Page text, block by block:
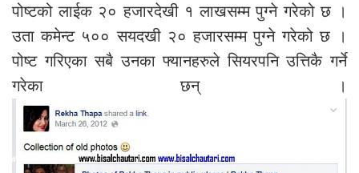
पोष्टको लाईक २० हजारदेखी १ लाखसम्म पुग्ने गरेको छ ।
उता कमेन्ट ५०० सयदखी २० हजारसम्म पुग्ने गरेको छ ।
पोष्ट गरिएका सबै उनका फ्यानहरुले सियरपनि उत्तिकै गर्ने
गरेका छन् ।